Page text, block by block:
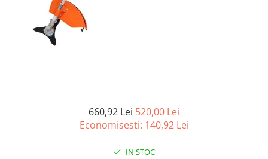
660,92 Lei 520,00 Lei
Economisesti: 140,92 Lei
IN STOC